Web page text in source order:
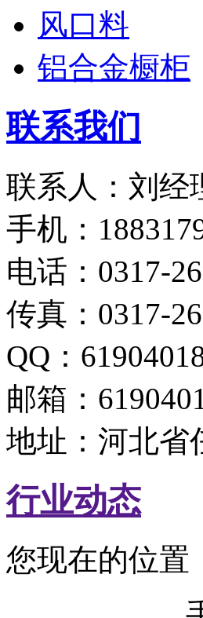
风口料
铝合金橱柜
联系我们
联系人：刘经
手机：
电话：0317-
传真：0317-
QQ：
邮箱：
地址：河北省
行业动态
您现在的位置